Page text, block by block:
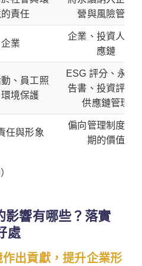
責任
營與風險管理
企業
企業、投資人、
應鏈
、員工照
境保護
ESG 評分、永續
告書、投資評估
供應鏈管理
任與形象
偏向管理制度與
期的價值
影響有哪些？落實
處
作出貢獻，提升企業形